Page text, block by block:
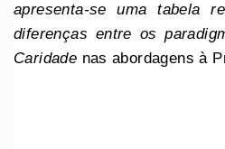
apresenta-se uma tabela
diferenças entre os
Caridade nas abordagens à